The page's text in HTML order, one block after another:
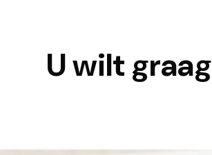
U wilt graag